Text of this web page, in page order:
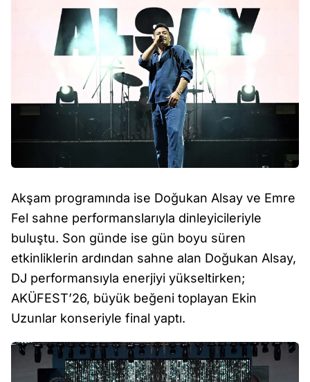
Akşam programında ise Doğukan Alsay ve Emre
Fel sahne performanslarıyla dinleyicileriyle
buluştu. Son günde ise gün boyu süren
etkinliklerin ardından sahne alan Doğukan Alsay,
DJ performansıyla enerjiyi yükseltirken;
AKÜFEST’26, büyük beğeni toplayan Ekin
Uzunlar konseriyle final yaptı.